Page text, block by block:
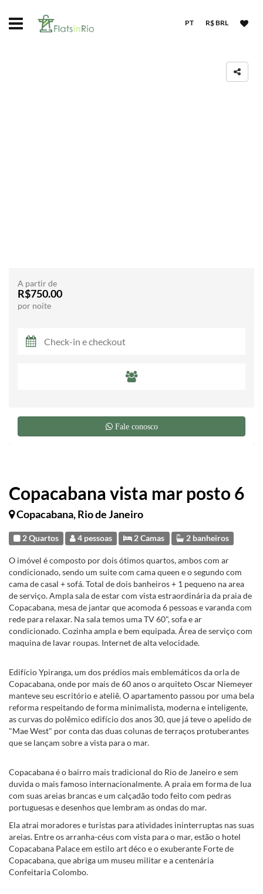
PT R$ BRL
Copacabana vista mar posto 6
Copacabana, Rio de Janeiro
2 Quartos 4 pessoas 2 Camas 2 banheiros
O imóvel é composto por dois ótimos quartos, ambos com ar
condicionado, sendo um suite com cama queen e o segundo com
cama de casal + sofá. Total de dois banheiros + 1 pequeno na area
de serviço. Ampla sala de estar com vista estraordinária da praia de
Copacabana, mesa de jantar que acomoda 6 pessoas e varanda com
rede para relaxar. Na sala temos uma TV 60", sofa e ar
condicionado. Cozinha ampla e bem equipada. Área de serviço com
maquina de lavar roupas. Internet de alta velocidade.
Edifício Ypiranga, um dos prédios mais emblemáticos da orla de
Copacabana, onde por mais de 60 anos o arquiteto Oscar Niemeyer
manteve seu escritório e ateliê. O apartamento passou por uma bela
reforma respeitando de forma minimalista, moderna e inteligente,
as curvas do polêmico edifício dos anos 30, que já teve o apelido de
"Mae West" por conta das duas colunas de terraços protuberantes
que se lançam sobre a vista para o mar.
Copacabana é o bairro mais tradicional do Rio de Janeiro e sem
duvida o mais famoso internacionalmente. A praia em forma de lua
com suas areias brancas e um calçadão todo feito com pedras
portuguesas e desenhos que lembram as ondas do mar.
Ela atrai moradores e turistas para atividades ininterruptas nas suas
areias. Entre os arranha-céus com vista para o mar, estão o hotel
Copacabana Palace em estilo art déco e o exuberante Forte de
Copacabana, que abriga um museu militar e a centenária
Confeitaria Colombo.
A partir de
R$750.00
por noite
Fale conosco